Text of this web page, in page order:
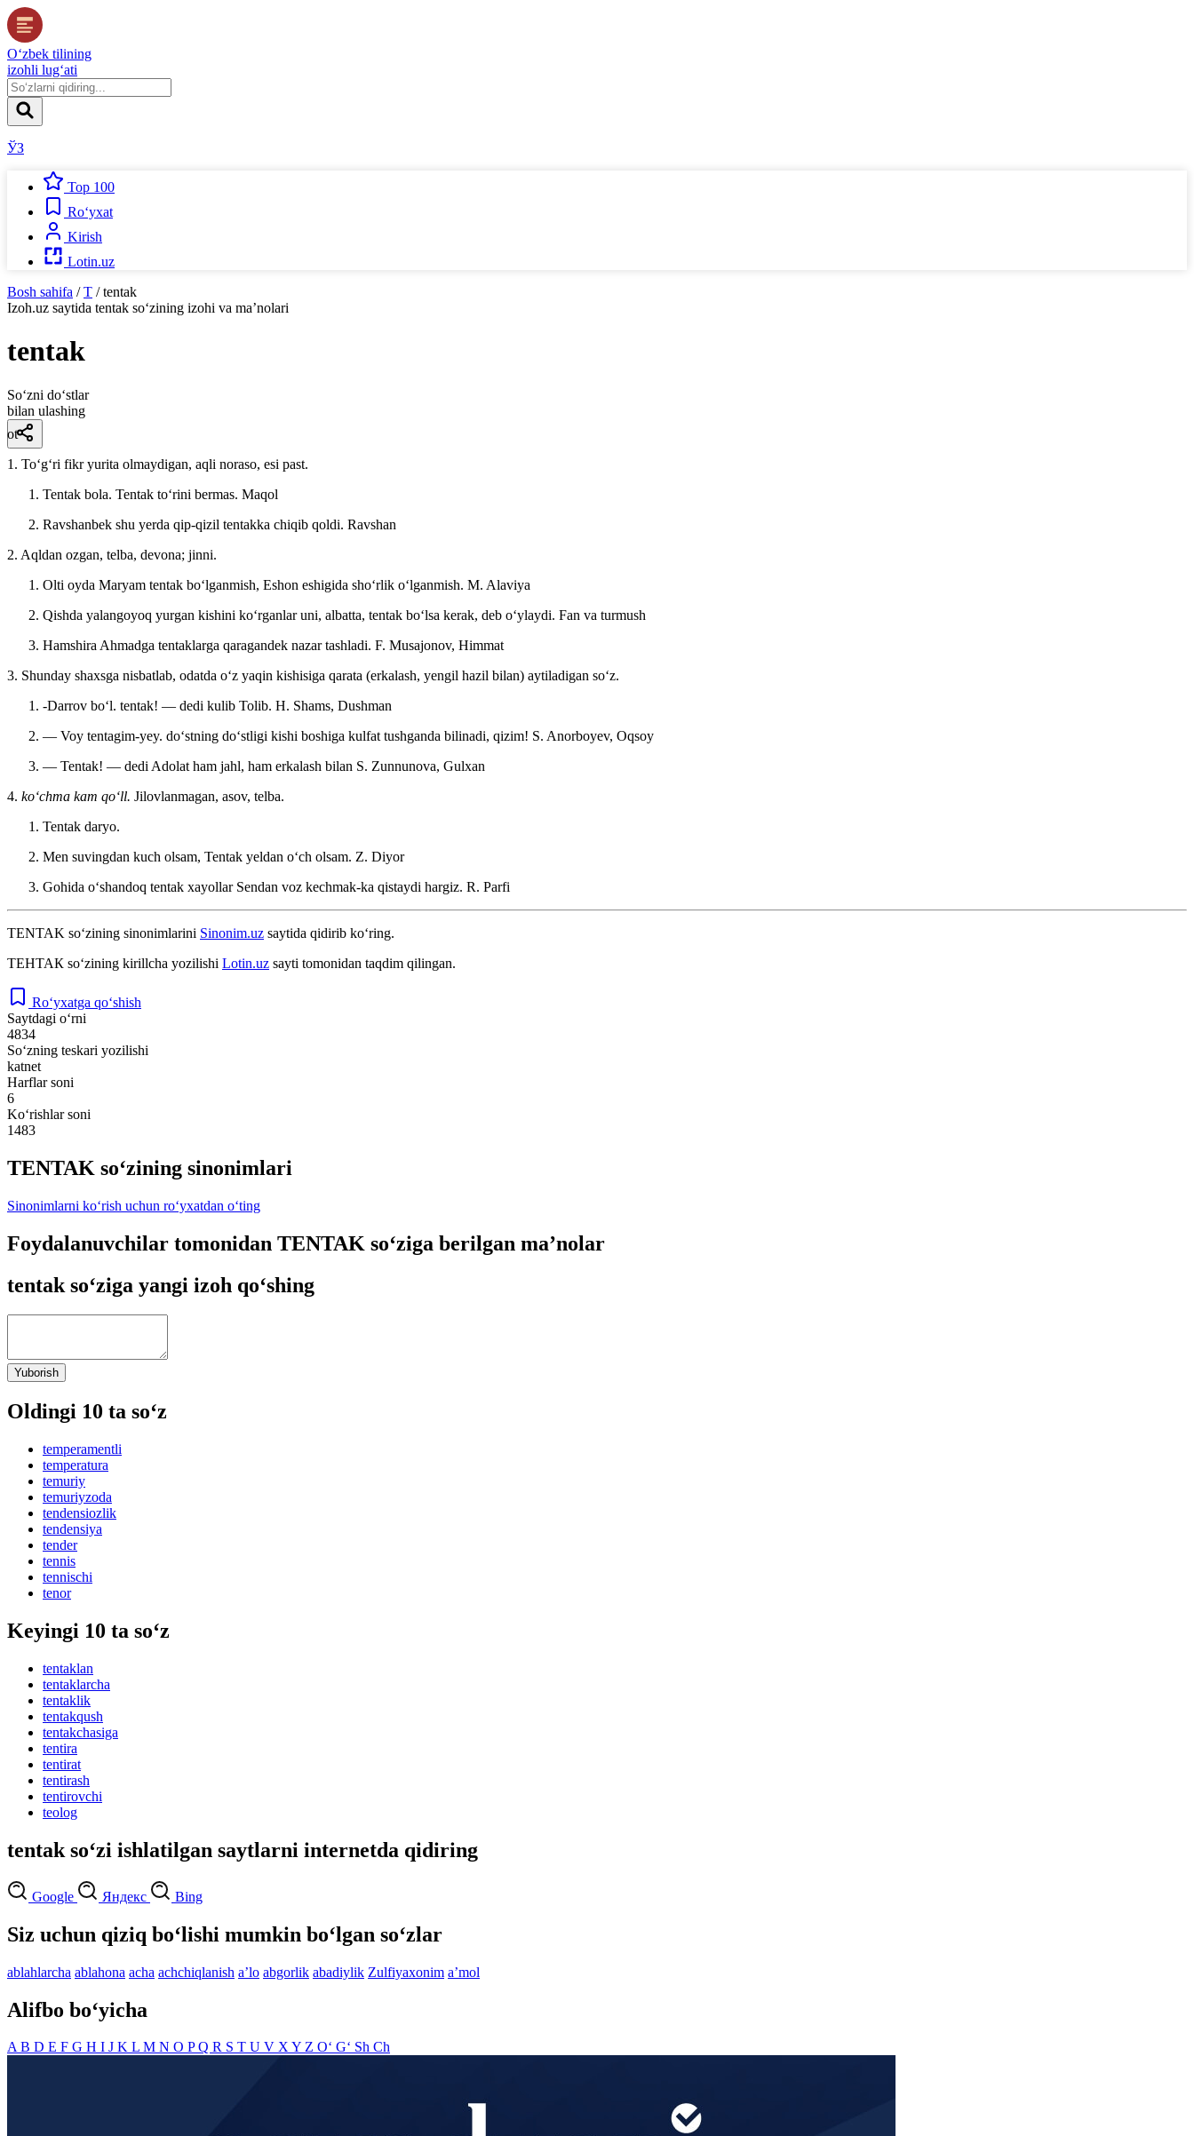
O‘zbek tilining
izohli lug‘ati
ЎЗ
Top 100
Ro‘yxat
Kirish
Lotin.uz
Bosh sahifa / T / tentak
Izoh.uz saytida tentak so‘zining izohi va ma’nolari
tentak
So‘zni do‘stlar
bilan ulashing
ot
1. Toʻgʻri fikr yurita olmaydigan, aqli noraso, esi past.
Tentak bola. Tentak toʻrini bermas. Maqol
Ravshanbek shu yerda qip-qizil tentakka chiqib qoldi. Ravshan
2. Aqldan ozgan, telba, devona; jinni.
Olti oyda Maryam tentak boʻlganmish, Eshon eshigida shoʻrlik oʻlganmish. M. Alaviya
Qishda yalangoyoq yurgan kishini koʻrganlar uni, albatta, tentak boʻlsa kerak, deb oʻylaydi. Fan va turmush
Hamshira Ahmadga tentaklarga qaragandek nazar tashladi. F. Musajonov, Himmat
3. Shunday shaxsga nisbatlab, odatda oʻz yaqin kishisiga qarata (erkalash, yengil hazil bilan) aytiladigan soʻz.
-Darrov boʻl. tentak! — dedi kulib Tolib. H. Shams, Dushman
— Voy tentagim-yey. doʻstning doʻstligi kishi boshiga kulfat tushganda bilinadi, qizim! S. Anorboyev, Oqsoy
— Tentak! — dedi Adolat ham jahl, ham erkalash bilan S. Zunnunova, Gulxan
4. koʻchma kam qoʻll. Jilovlanmagan, asov, telba.
Tentak daryo.
Men suvingdan kuch olsam, Tentak yeldan oʻch olsam. Z. Diyor
Gohida oʻshandoq tentak xayollar Sendan voz kechmak-ka qistaydi hargiz. R. Parfi
TENTAK so‘zining sinonimlarini Sinonim.uz saytida qidirib ko‘ring.
ТЕНТАК so‘zining kirillcha yozilishi Lotin.uz sayti tomonidan taqdim qilingan.
Ro‘yxatga qo‘shish
Saytdagi o‘rni
4834
So‘zning teskari yozilishi
katnet
Harflar soni
6
Ko‘rishlar soni
1483
TENTAK so‘zining sinonimlari
Sinonimlarni ko‘rish uchun ro‘yxatdan o‘ting
Foydalanuvchilar tomonidan TENTAK so‘ziga berilgan ma’nolar
tentak so‘ziga yangi izoh qo‘shing
Yuborish
Oldingi 10 ta so‘z
temperamentli
temperatura
temuriy
temuriyzoda
tendensiozlik
tendensiya
tender
tennis
tennischi
tenor
Keyingi 10 ta so‘z
tentaklan
tentaklarcha
tentaklik
tentakqush
tentakchasiga
tentira
tentirat
tentirash
tentirovchi
teolog
tentak so‘zi ishlatilgan saytlarni internetda qidiring
Google Яндекс Bing
Siz uchun qiziq bo‘lishi mumkin bo‘lgan so‘zlar
ablahlarcha ablahona acha achchiqlanish aʼlo abgorlik abadiylik Zulfiyaxonim aʼmol
Alifbo bo‘yicha
AB D E F G H I J K L M N O PQ R S T U V XY Z O‘ G‘ Sh Ch